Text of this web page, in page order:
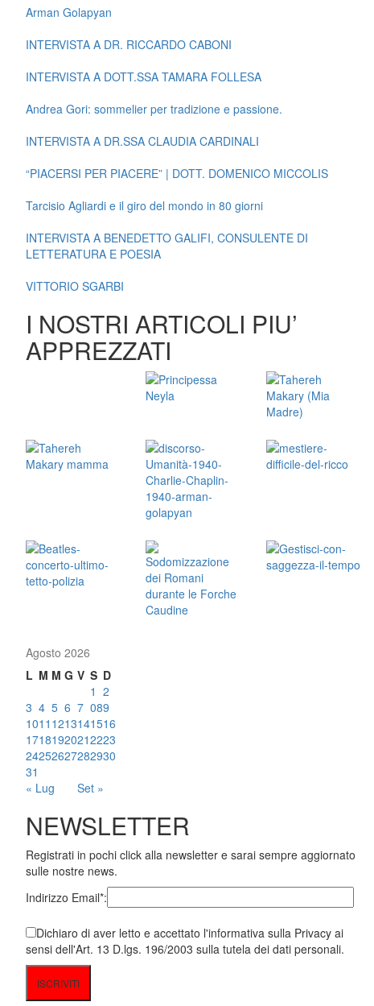
Arman Golapyan
INTERVISTA A DR. RICCARDO CABONI
INTERVISTA A DOTT.SSA TAMARA FOLLESA
Andrea Gori: sommelier per tradizione e passione.
INTERVISTA A DR.SSA CLAUDIA CARDINALI
“PIACERSI PER PIACERE” | DOTT. DOMENICO MICCOLIS
Tarcisio Agliardi e il giro del mondo in 80 giorni
INTERVISTA A BENEDETTO GALIFI, CONSULENTE DI
LETTERATURA E POESIA
VITTORIO SGARBI
I NOSTRI ARTICOLI PIU’
APPREZZATI
Agosto 2026
L M M G V S D
« Lug Set »
1 2
3 4 5 6 7 089
1011 1213141516
17181920212223
24252627282930
31
NEWSLETTER
Registrati in pochi click alla newsletter e sarai sempre aggiornato
sulle nostre news.
Indirizzo Email*:
Dichiaro di aver letto e accettato l'informativa sulla Privacy ai
sensi dell'Art. 13 D.lgs. 196/2003 sulla tutela dei dati personali.